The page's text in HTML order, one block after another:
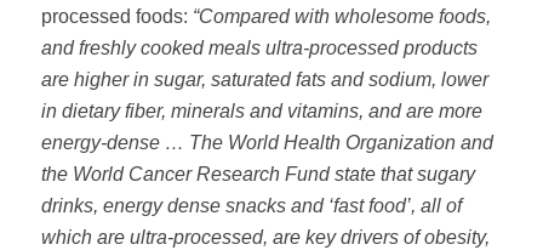
processed foods: “Compared with wholesome foods,
and freshly cooked meals ultra-processed products
are higher in sugar, saturated fats and sodium, lower
in dietary fiber, minerals and vitamins, and are more
energy-dense … The World Health Organization and
the World Cancer Research Fund state that sugary
drinks, energy dense snacks and ‘fast food’, all of
which are ultra-processed, are key drivers of obesity,